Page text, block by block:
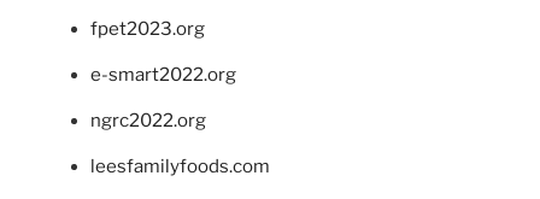
fpet2023.org
e-smart2022.org
ngrc2022.org
leesfamilyfoods.com